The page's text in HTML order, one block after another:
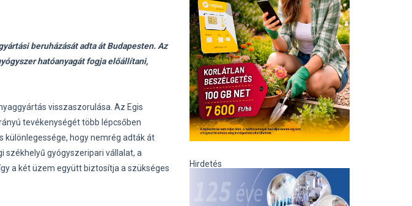
beruházását adta át Budapesten. Az
hatóanyagát fogja előállítani,
visszaszorulása. Az Egis
tevékenységét több lépcsőben
különlegessége, hogy nemrég adták át
székhelyű gyógyszeripari vállalat, a
a két üzem együtt biztosítja a szükséges
Hirdetés